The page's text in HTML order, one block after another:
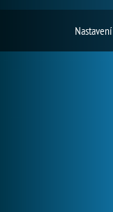
Nastavení